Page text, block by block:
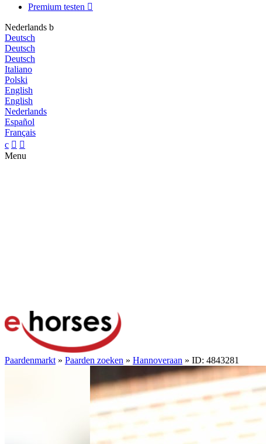
Premium testen 
Nederlands b
Deutsch
Deutsch
Deutsch
Italiano
Polski
English
English
Nederlands
Español
Français
c  
Menu
Paardenmarkt » Paarden zoeken » Hannoveraan » ID: 4843281